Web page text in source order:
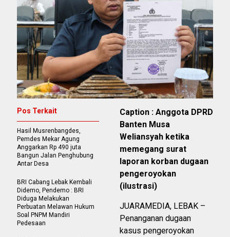
Caption : Anggota DPRD
Banten Musa
Weliansyah ketika
memegang surat
laporan korban dugaan
pengeroyokan
(ilustrasi)
JUARAMEDIA, LEBAK –
Penanganan dugaan
kasus pengeroyokan
Pos Terkait
‎Hasil Musrenbangdes,
Pemdes Mekar Agung
Anggarkan Rp 490 juta
Bangun Jalan Penghubung
Antar Desa
BRI Cabang Lebak Kembali
Didemo, Pendemo : BRI
Diduga Melakukan
Perbuatan Melawan Hukum
Soal PNPM Mandiri
Pedesaan